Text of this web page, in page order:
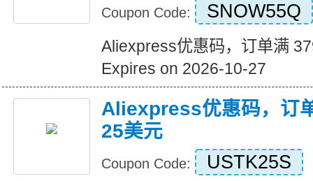
Coupon Code: SNOW55Q
Aliexpress优惠码，订单满
Expires on 2026-10-27
Aliexpress优惠码，订
25美元
Coupon Code: USTK25S